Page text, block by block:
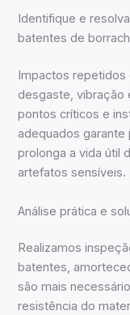
Identifique e
batentes de
Impactos repetidos
desgaste, vibração
pontos críticos e
adequados
prolonga a vida útil
artefatos sensíveis.
Análise prática e
Realizamos
batentes,
são mais
resistência do